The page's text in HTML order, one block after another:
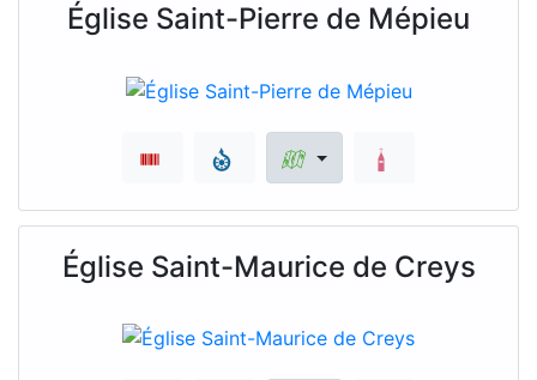
Église Saint-Pierre de Mépieu
Église Saint-Maurice de Creys